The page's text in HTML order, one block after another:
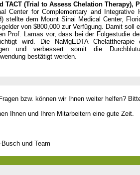
TACT (Trial to Assess Chelation Therapy),
Center for Complementary and
stellte dem Mount Sinai Medical Center,
von $800,000 zur Verfügung. Damit soll
Prof. Lamas vor, dass bei der Folgestudie
wird. Die NaMgEDTA
und verbessert somit die
bestätigt werden.
bzw. können wir Ihnen weiter helfen?
Ihnen und Ihren Mitarbeitern eine gute Zeit.
und Team